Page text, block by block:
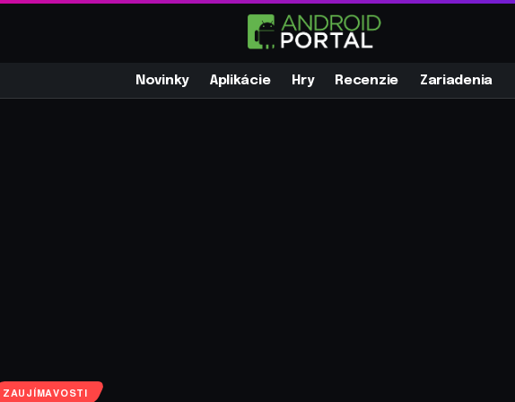
Novinky Aplikácie Hry Recenzie Zariadenia
ZAUJÍMAVOSTI